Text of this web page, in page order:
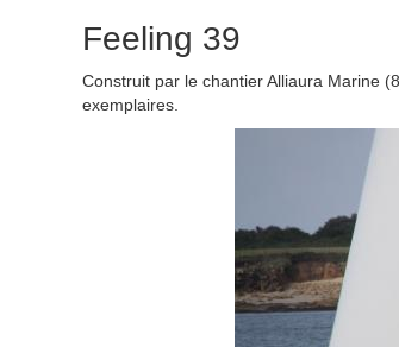
Feeling 39
Construit par le chantier Alliaura Marine
exemplaires.